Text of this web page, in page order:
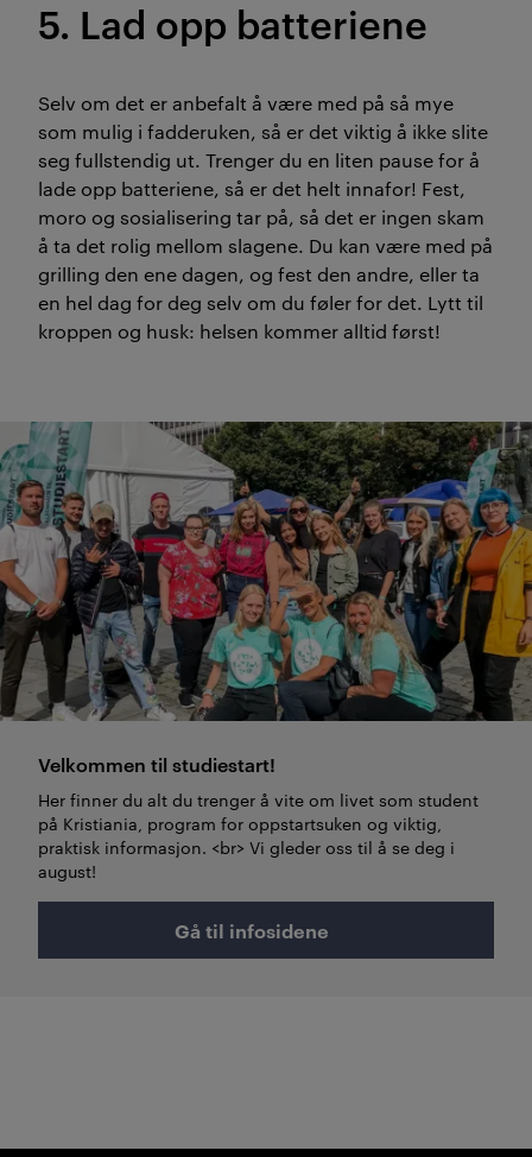
5. Lad opp batteriene
Selv om det er anbefalt å være med på så mye
som mulig i fadderuken, så er det viktig å ikke slite
seg fullstendig ut. Trenger du en liten pause for å
lade opp batteriene, så er det helt innafor! Fest,
moro og sosialisering tar på, så det er ingen skam
å ta det rolig mellom slagene. Du kan være med på
grilling den ene dagen, og fest den andre, eller ta
en hel dag for deg selv om du føler for det. Lytt til
kroppen og husk: helsen kommer alltid først!
Velkommen til studiestart!
Her finner du alt du trenger å vite om livet som student
på Kristiania, program for oppstartsuken og viktig,
praktisk informasjon. <br> Vi gleder oss til å se deg i
august!
Gå til infosidene